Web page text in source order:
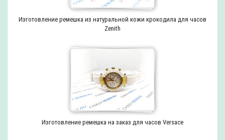
Изготовление ремешка из натуральной кожи крокодила для часов
Zenith
Изготовление ремешка на заказ для часов Versace